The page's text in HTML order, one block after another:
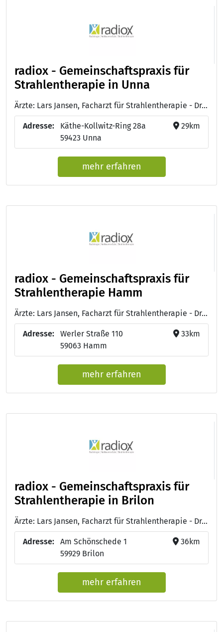
radiox - Gemeinschaftspraxis für
Strahlentherapie in Unna
Ärzte: Lars Jansen, Facharzt für Strahlentherapie - Dr. med. Roland Kramer, Facharzt für Strahlentherapie und Palliativmedizin - Dr. med Jörg Haferanke, Facharzt für Strahlentherapie - Dr. med Michael Bieker, Facharzt für Strahlentherapie - Janko Juricko, Facharzt für Strahlentherapie - Dr. med Steffen Grund, Facharzt für Strahlentherapie - Dr. med. Dipl. Phys. Karin Höfling-Pfirrmann, Fachärztin für Strahlentherapie und Palliativmedizin - Dr. med. Kamal Nashwan, Facharzt für Strahlentherapie und Radiologie - Dr. med. Christian Schröder, Facharzt für Strahlentherapie, Innere Medizin, Palliativmedizin - Dr. med. Thilo Vormann, Facharzt für Strahlentherapie, Radiologische Diagnostik, Palliativmedizin - Dr. Petra Benkel, Fachärztin für Strahlentherapie
Adresse:
Käthe-Kollwitz-Ring 28a
59423 Unna
29km
mehr erfahren
radiox - Gemeinschaftspraxis für
Strahlentherapie Hamm
Ärzte: Lars Jansen, Facharzt für Strahlentherapie - Dr. med. Roland Kramer, Facharzt für Strahlentherapie und Palliativmedizin - Dr. med Jörg Haferanke, Facharzt für Strahlentherapie - Janko Juricko, Facharzt für Strahlentherapie - Dr. med Steffen Grund, Facharzt für Strahlentherapie - Dr. med. Dipl. Phys. Karin Höfling-Pfirrmann, Fachärztin für Strahlentherapie und Palliativmedizin - Dr. med. Kamal Nashwan, Facharzt für Strahlentherapie und Radiologie - Dr. med Michael Bieker, Facharzt für Strahlentherapie - Dr. med. Christian Schröder, Facharzt für Strahlentherapie, Innere Medizin, Palliativmedizin - Dr. med. Thilo Vormann, Facharzt für Strahlentherapie, Radiologische Diagnostik, Palliativmedizin - Dr. Petra Benkel, Fachärztin für Strahlentherapie
Adresse:
Werler Straße 110
59063 Hamm
33km
mehr erfahren
radiox - Gemeinschaftspraxis für
Strahlentherapie in Brilon
Ärzte: Lars Jansen, Facharzt für Strahlentherapie - Dr. med. Roland Kramer, Facharzt für Strahlentherapie und Palliativmedizin - Dr. med Jörg Haferanke, Facharzt für Strahlentherapie - Dr. med Michael Bieker, Facharzt für Strahlentherapie - Janko Juricko, Facharzt für Strahlentherapie - Dr. med Steffen Grund, Facharzt für Strahlentherapie - Dr. med. Dipl. Phys. Karin Höfling-Pfirrmann, Facharzt für Strahlentherapie und Palliativmedizin - Dr. med. Kamal Nashwan, Facharzt für Strahlentherapie und Radiologie - Dr. med. Christian Schröder, Facharzt für Strahlentherapie, Innere Medizin, Palliativmedizin - Dr. med. Thilo Vormann, Facharzt für Strahlentherapie und Radiologische Diagnostik, Palliativmedizin - Dr. Petra Benkel, Facharzt für Strahlentherapie
Adresse:
Am Schönschede 1
59929 Brilon
36km
mehr erfahren